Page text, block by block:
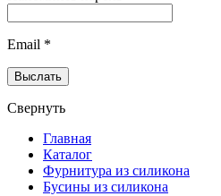
Email *
Свернуть
Главная
Каталог
Фурнитура из силикона
Бусины из силикона